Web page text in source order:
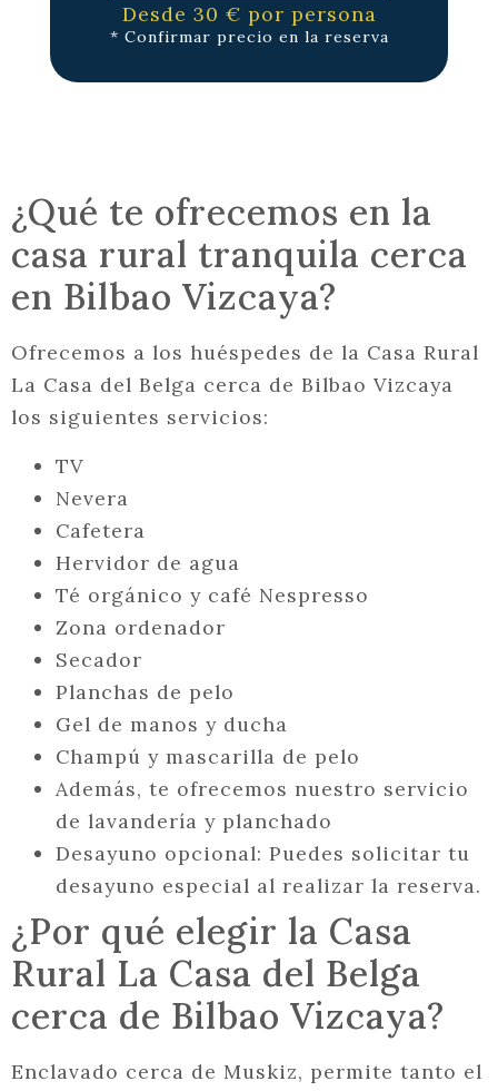
Desde 30 € por persona
* Confirmar precio en la reserva
¿Qué te ofrecemos en la
casa rural tranquila cerca
en Bilbao Vizcaya?
Ofrecemos a los huéspedes de la Casa Rural
La Casa del Belga cerca de Bilbao Vizcaya
los siguientes servicios:
TV
Nevera
Cafetera
Hervidor de agua
Té orgánico y café Nespresso
Zona ordenador
Secador
Planchas de pelo
Gel de manos y ducha
Champú y mascarilla de pelo
Además, te ofrecemos nuestro servicio
de lavandería y planchado
Desayuno opcional: Puedes solicitar tu
desayuno especial al realizar la reserva.
¿Por qué elegir la Casa
Rural La Casa del Belga
cerca de Bilbao Vizcaya?
Enclavado cerca de Muskiz, permite tanto el